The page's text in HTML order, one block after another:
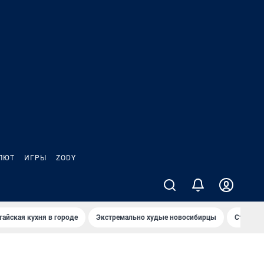
ИГРЫ ZODY
кухня в городе Экстремально худые новосибирцы Старт